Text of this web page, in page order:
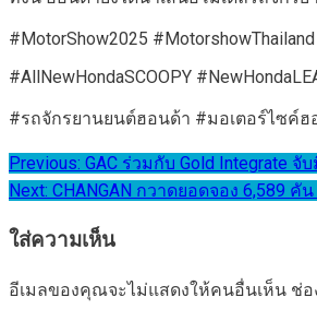
#MotorShow2025
#AllNewHondaSCOOPY
#รถจักรยานยนต์ฮอนด้า #มอเตอร์ไซค์ฮ
แนะแนว
เรื่อง
Previous: GAC ร่วมกับ Gold Integrate
Next: CHANGAN กวาดยอดจอง 6,589
ใส่ความเห็น
อีเมลของคุณจะไม่แสดงให้คนอื่นเห็น ช่อ